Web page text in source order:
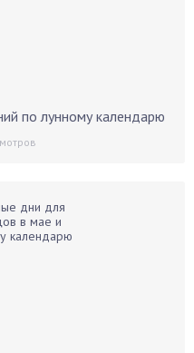
по лунному календарю